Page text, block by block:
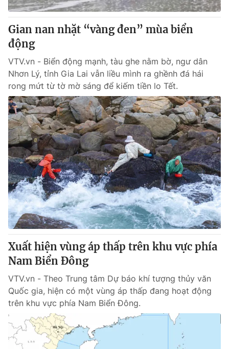
Gian nan nhặt “vàng đen” mùa biển
động
VTV.vn - Biển động mạnh, tàu ghe nằm bờ, ngư dân
Nhơn Lý, tỉnh Gia Lai vẫn liều mình ra ghềnh đá hái
rong mứt từ tờ mờ sáng để kiếm tiền lo Tết.
Xuất hiện vùng áp thấp trên khu vực phía
Nam Biển Đông
VTV.vn - Theo Trung tâm Dự báo khí tượng thủy văn
Quốc gia, hiện có một vùng áp thấp đang hoạt động
trên khu vực phía Nam Biển Đông.